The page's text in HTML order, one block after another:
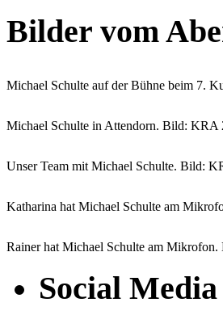
Bilder vom
Michael Schulte auf der Bühne beim 7.
Michael Schulte in Attendorn. Bild: KRA
Unser Team mit Michael Schulte. Bild:
Katharina hat Michael Schulte am
Rainer hat Michael Schulte am
Social Media